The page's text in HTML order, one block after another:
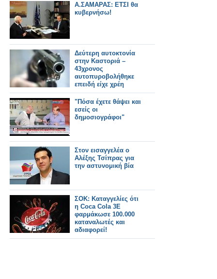
Α.ΣΑΜΑΡΑΣ: ETΣΙ θα
κυβερνήσω!
Δεύτερη αυτοκτονία
στην Καστοριά –
43χρονος
αυτοπυροβολήθηκε
επειδή είχε χρέη
"Πόσα έχετε θάψει και
εσείς οι
δημοσιογράφοι"
Στον εισαγγελέα ο
Αλέξης Τσίπρας για
την αστυνομική βία
ΣΟΚ: Καταγγελίες ότι
η Coca Cola 3Ε
φαρμάκωσε 100.000
καταναλωτές και
αδιαφορεί!